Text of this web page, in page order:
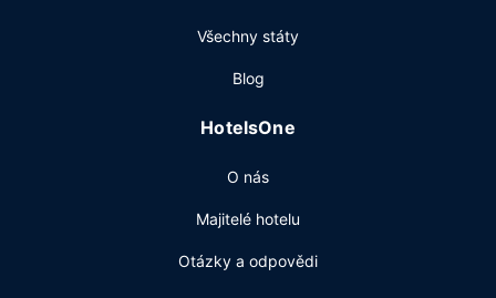
provozem, káva / čaj ve společných prostorách a prodejní
Všechny státy
Blog
HotelsOne
O nás
Majitelé hotelu
Otázky a odpovědi